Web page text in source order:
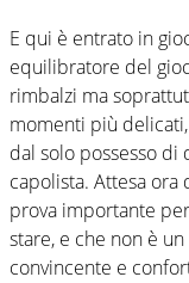
E qui è entrato in
equilibratore del
rimbalzi ma
momenti più
dal solo possesso di
capolista. Attesa ora
prova importante
stare, e che non è
convincente e